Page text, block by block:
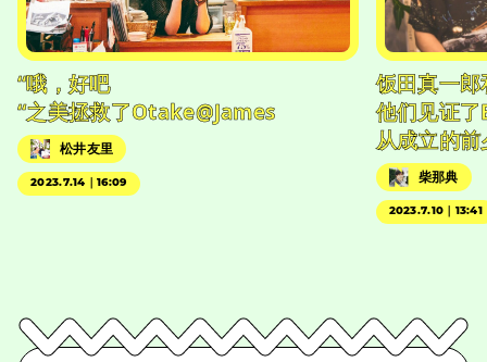
“哦，好吧
“之美拯救了Otake@James
松井友里
2023.7.14｜16:09
饭田真一
他们见证
从成立的
柴那典
2023.7.10｜13:41